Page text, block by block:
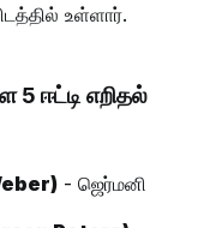
உள்ளார்.
ஈட்டி எறிதல்
- ஜெர்மனி